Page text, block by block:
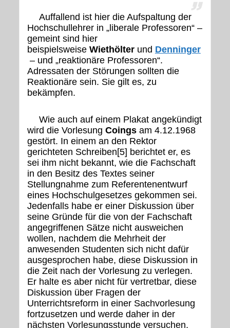
Auffallend ist hier die Aufspaltung der
Hochschullehrer in „liberale Professoren“ –
gemeint sind hier
beispielsweise Wiethölterund Denninger
– und „reaktionäre Professoren“.
Adressaten der Störungen sollten die
Reaktionäre sein. Sie gilt es, zu
bekämpfen.
Wie auch auf einem Plakat angekündigt
wird die Vorlesung Coingsam 4.12.1968
gestört. In einem an den Rektor
gerichteten Schreiben[5] berichtet er, es
sei ihm nicht bekannt, wie die Fachschaft
in den Besitz des Textes seiner
Stellungnahme zum Referentenentwurf
eines Hochschulgesetzes gekommen sei.
Jedenfalls habe er einer Diskussion über
seine Gründe für die von der Fachschaft
angegriffenen Sätze nicht ausweichen
wollen, nachdem die Mehrheit der
anwesenden Studenten sich nicht dafür
ausgesprochen habe, diese Diskussion in
die Zeit nach der Vorlesung zu verlegen.
Er halte es aber nicht für vertretbar, diese
Diskussion über Fragen der
Unterrichtsreform in einer Sachvorlesung
fortzusetzen und werde daher in der
nächsten Vorlesungsstunde versuchen,